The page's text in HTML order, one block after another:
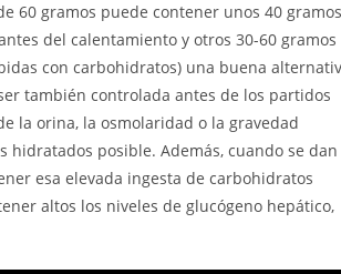
60 gramos puede contener unos 40 gramos
del calentamiento y otros 30-60 gramos
con carbohidratos) una buena
también controlada antes de los partidos
la orina, la osmolaridad o la gravedad
posible. Además, cuando se dan
esa elevada ingesta de carbohidratos
altos los niveles de glucógeno hepático,